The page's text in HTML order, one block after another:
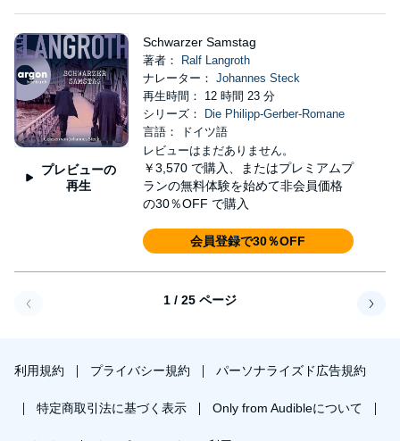
プレビューの
再生
Schwarzer Samstag
著者：
Ralf Langroth
ナレーター： Johannes Steck
再生時間： 12 時間 23 分
シリーズ：
Die Philipp-Gerber-Romane
言語： ドイツ語
レビューはまだありません。
￥3,570 で購入、またはプレミアムプ
ランの無料体験を始めて非会員価格
の30％OFF で購入
会員登録で30％OFF
1 / 25 ページ
利用規約 プライバシー規約 パーソナライズド広告規約
特定商取引法に基づく表示 Only from Audibleについて